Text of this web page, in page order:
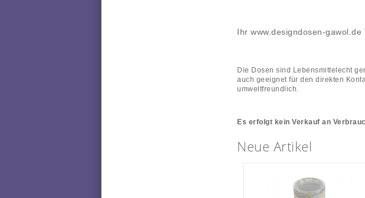
Ihr www.designdosen-gawol.de
Die Dosen sind Lebensmittelecht
auch geeignet für den direkten
umweltfreundlich.
Es erfolgt kein Verkauf an
Neue Artikel